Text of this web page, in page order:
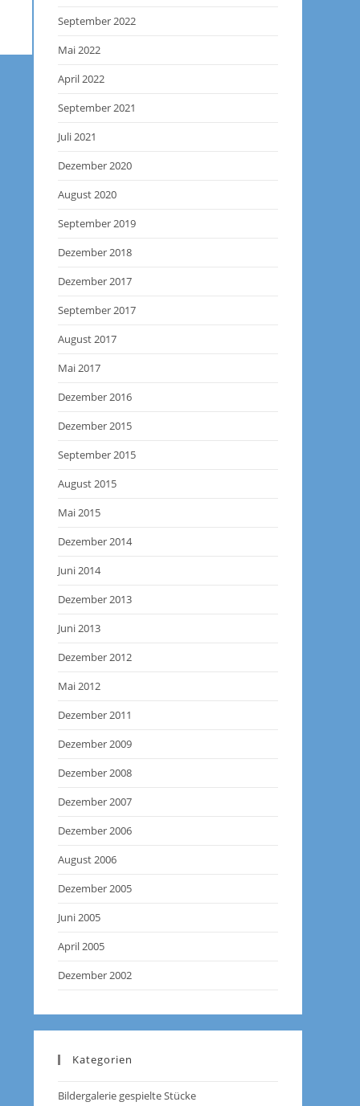
September 2022
Mai 2022
April 2022
September 2021
Juli 2021
Dezember 2020
August 2020
September 2019
Dezember 2018
Dezember 2017
September 2017
August 2017
Mai 2017
Dezember 2016
Dezember 2015
September 2015
August 2015
Mai 2015
Dezember 2014
Juni 2014
Dezember 2013
Juni 2013
Dezember 2012
Mai 2012
Dezember 2011
Dezember 2009
Dezember 2008
Dezember 2007
Dezember 2006
August 2006
Dezember 2005
Juni 2005
April 2005
Dezember 2002
Kategorien
Bildergalerie gespielte Stücke